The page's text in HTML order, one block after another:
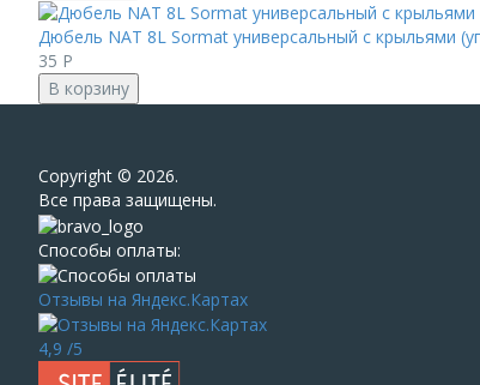
Дюбель NAT 8L Sormat универсальный с крыльями
35 Р
В корзину
Сopyright © 2026.
Все права защищены.
Способы оплаты:
Отзывы на Яндекс.Картах
4,9 /5